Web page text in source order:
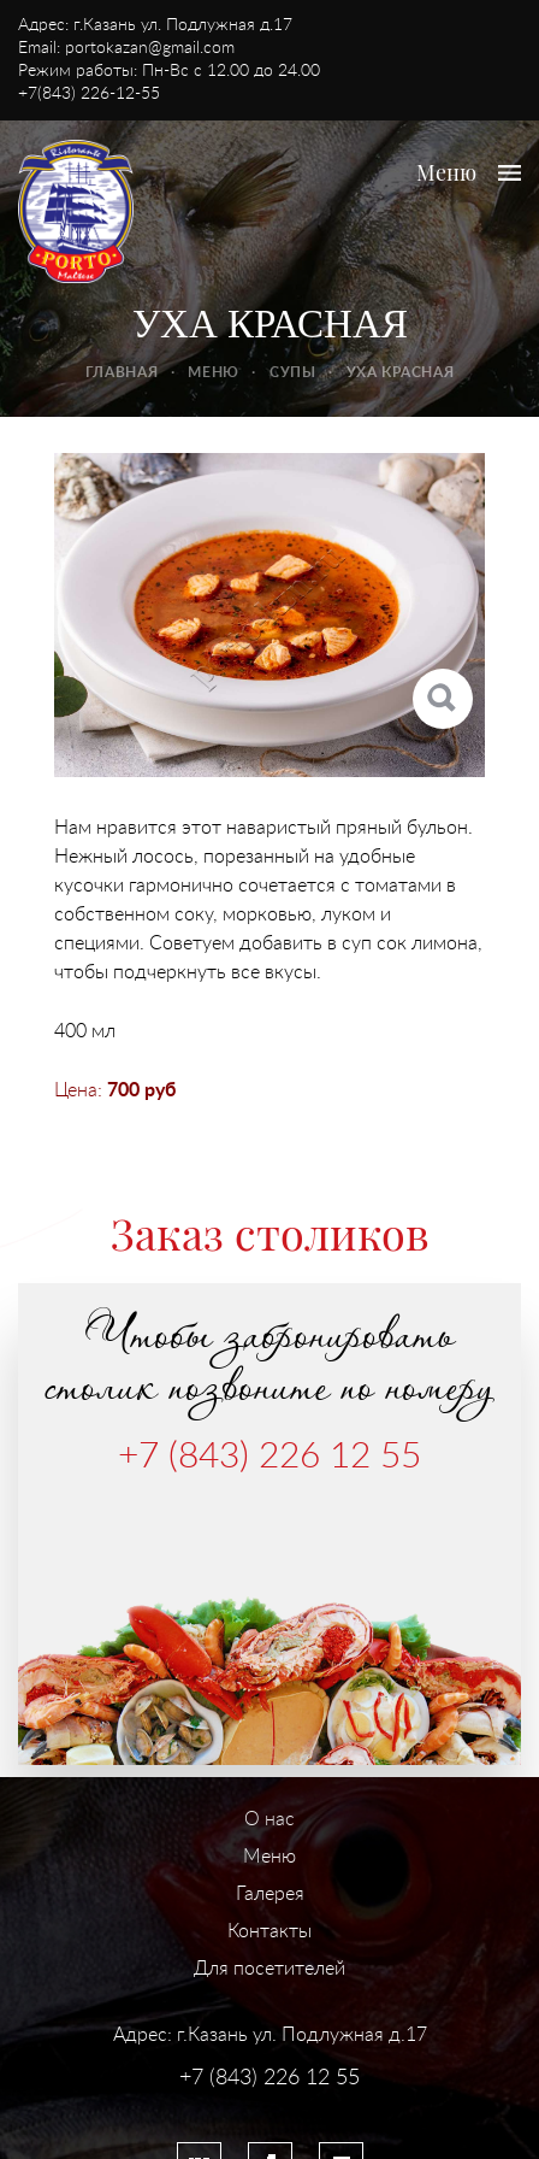
Адрес: г.Казань ул. Подлужная д.17
Email: portokazan@gmail.com
Режим работы: Пн-Вс с 12.00 до 24.00
+7(843) 226-12-55
Меню
УХА КРАСНАЯ
ГЛАВНАЯ · МЕНЮ · СУПЫ · УХА КРАСНАЯ
Нам нравится этот наваристый пряный бульон.
Нежный лосось, порезанный на удобные
кусочки гармонично сочетается с томатами в
собственном соку, морковью, луком и
специями. Советуем добавить в суп сок лимона,
чтобы подчеркнуть все вкусы.
400 мл
Цена: 700 руб
Заказ столиков
Чтобы забронировать
столик позвоните по номеру
+7 (843) 226 12 55
О нас
Меню
Галерея
Контакты
Для посетителей
Адрес: г.Казань ул. Подлужная д.17
+7 (843) 226 12 55